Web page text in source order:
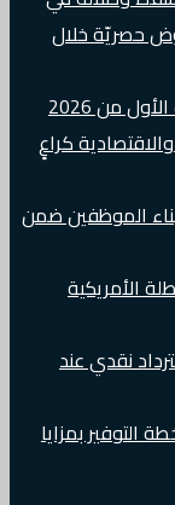
حصريّة خلال
من 2026
كراعٍ
الموظفين ضمن
الأمريكية
سيحصلون على 5% استرداد نقدي عند
التوفير بمزايا